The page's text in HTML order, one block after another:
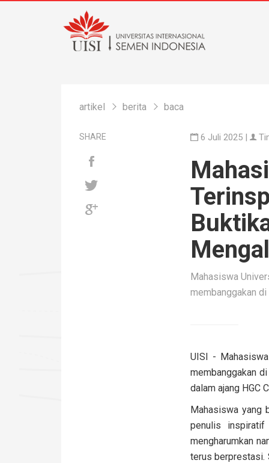
artikel berita baca
SHARE 6 Juli 2025 |
Mahasiswa
membanggakan
UISI -
membanggakan
dalam ajang HGC
Mahasiswa yang
penulis
mengharumkan
terus berprestasi.